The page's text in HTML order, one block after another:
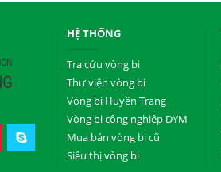
HỆ THỐNG
Tra cứu vòng bi
Thư viện vòng bi
Vòng bi Huyền Trang
Vòng bi công nghiệp DYM
Mua bán vòng bi cũ
Siêu thị vòng bi